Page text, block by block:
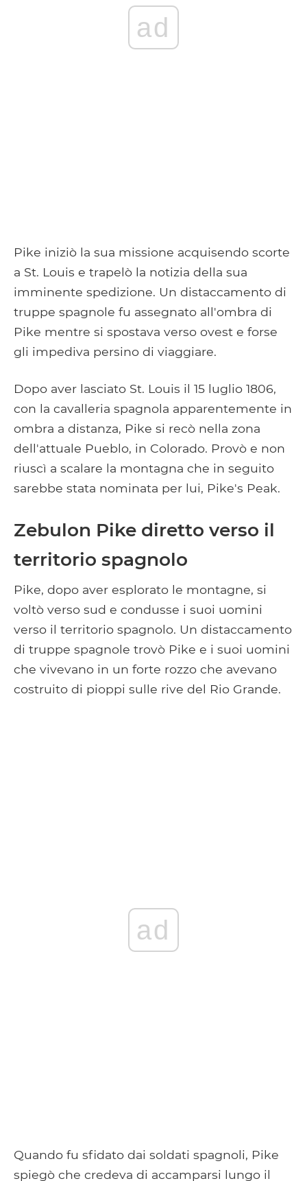
ad
Pike iniziò la sua missione acquisendo scorte
a St. Louis e trapelò la notizia della sua
imminente spedizione. Un distaccamento di
truppe spagnole fu assegnato all'ombra di
Pike mentre si spostava verso ovest e forse
gli impediva persino di viaggiare.
Dopo aver lasciato St. Louis il 15 luglio 1806,
con la cavalleria spagnola apparentemente in
ombra a distanza, Pike si recò nella zona
dell'attuale Pueblo, in Colorado. Provò e non
riuscì a scalare la montagna che in seguito
sarebbe stata nominata per lui, Pike's Peak.
Zebulon Pike diretto verso il
territorio spagnolo
Pike, dopo aver esplorato le montagne, si
voltò verso sud e condusse i suoi uomini
verso il territorio spagnolo. Un distaccamento
di truppe spagnole trovò Pike e i suoi uomini
che vivevano in un forte rozzo che avevano
costruito di pioppi sulle rive del Rio Grande.
ad
Quando fu sfidato dai soldati spagnoli, Pike
spiegò che credeva di accamparsi lungo il